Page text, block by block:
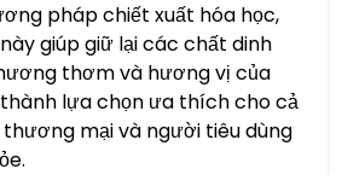
pháp chiết xuất hóa học,
giúp giữ lại các chất dinh
thơm và hương vị của
lựa chọn ưa thích cho cả
mại và người tiêu dùng